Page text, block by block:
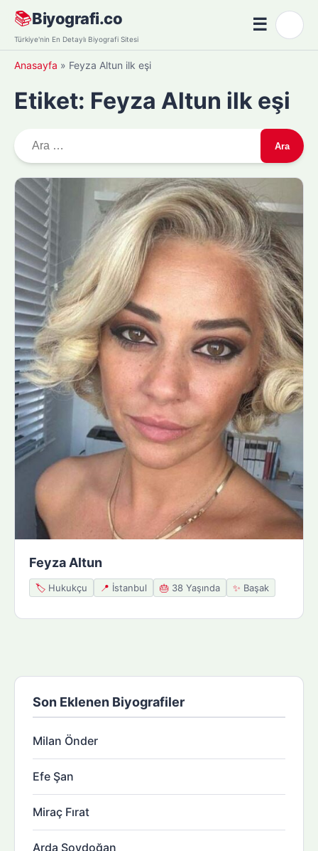
Skip
content
📚Biyografi.co
Türkiye'nin En Detaylı Biyografi Sitesi
☰Menü
Anasayfa » Feyza Altun ilk eşi
Etiket: Feyza Altun ilk eşi
r
m
a
:
Feyza Altun
🏷️ Hukukçu 📍 İstanbul 🎂 38 Yaşında ✨ Başak
Son Eklenen Biyografiler
Milan Önder
Efe Şan
Miraç Fırat
Arda Soydoğan